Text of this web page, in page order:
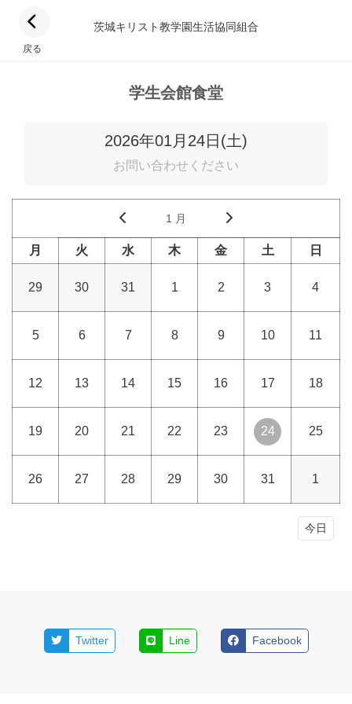
戻る
茨城キリスト教学園生活協同組合
学生会館食堂
2026年01月24日(土)
お問い合わせください
1 月
月 火 水 木 金 土 日
29 30 31 1 2 3 4
5 6 7 8 9 10 11
12 13 14 15 16 17 18
19 20 21 22 23 24 25
26 27 28 29 30 31 1
今日
Twitter Line Facebook